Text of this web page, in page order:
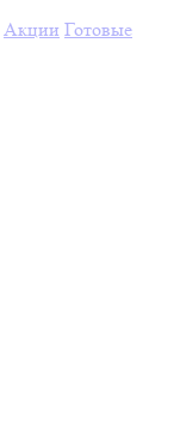
Акции Готовые